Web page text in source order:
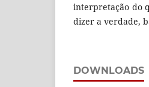
interpretação do
dizer a verdade,
DOWNLOADS